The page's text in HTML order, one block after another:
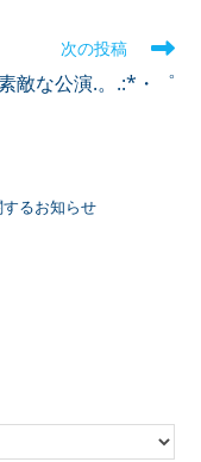
次の投稿
敵な公演.。.:*・゜
るお知らせ